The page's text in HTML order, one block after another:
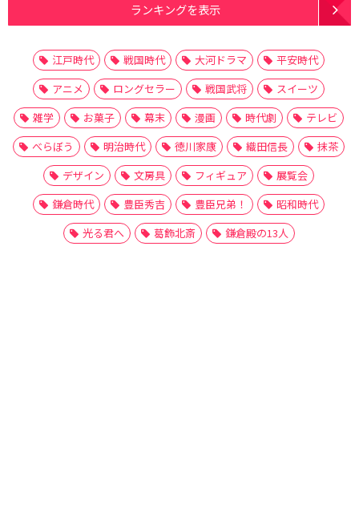
ランキングを表示
江戸時代 戦国時代 大河ドラマ
平安時代
アニメ
ロングセラー 戦国武将
スイーツ
雑学
お菓子 幕末 漫画 時代劇
テレビ
べらぼう
明治時代 徳川家康 織田信長
抹茶
デザイン
文房具 フィギュア
展覧会
鎌倉時代
豊臣秀吉 豊臣兄弟！
昭和時代
光る君へ
葛飾北斎 鎌倉殿の13人